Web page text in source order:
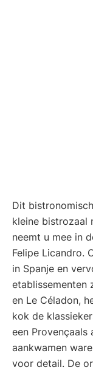
Dit
kleine bistrozaal
neemt u mee in
Felipe Licandro.
in Spanje en
etablissementen
en Le Céladon,
kok de
een Provençaals
aankwamen
voor detail. De